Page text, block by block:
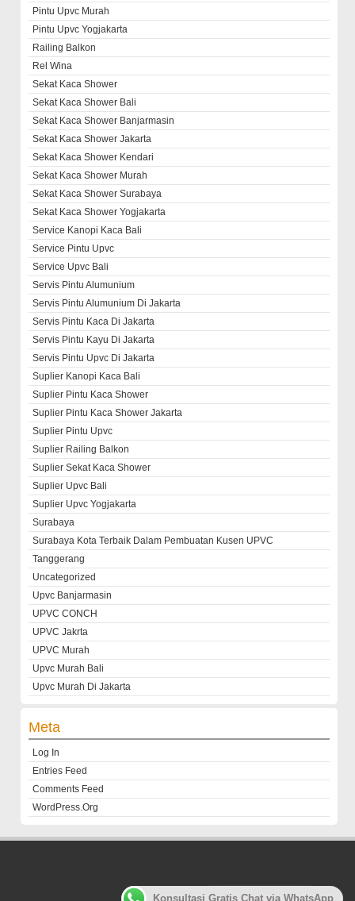
Pintu Upvc Murah
Pintu Upvc Yogjakarta
Railing Balkon
Rel Wina
Sekat Kaca Shower
Sekat Kaca Shower Bali
Sekat Kaca Shower Banjarmasin
Sekat Kaca Shower Jakarta
Sekat Kaca Shower Kendari
Sekat Kaca Shower Murah
Sekat Kaca Shower Surabaya
Sekat Kaca Shower Yogjakarta
Service Kanopi Kaca Bali
Service Pintu Upvc
Service Upvc Bali
Servis Pintu Alumunium
Servis Pintu Alumunium Di Jakarta
Servis Pintu Kaca Di Jakarta
Servis Pintu Kayu Di Jakarta
Servis Pintu Upvc Di Jakarta
Suplier Kanopi Kaca Bali
Suplier Pintu Kaca Shower
Suplier Pintu Kaca Shower Jakarta
Suplier Pintu Upvc
Suplier Railing Balkon
Suplier Sekat Kaca Shower
Suplier Upvc Bali
Suplier Upvc Yogjakarta
Surabaya
Surabaya Kota Terbaik Dalam Pembuatan Kusen UPVC
Tanggerang
Uncategorized
Upvc Banjarmasin
UPVC CONCH
UPVC Jakrta
UPVC Murah
Upvc Murah Bali
Upvc Murah Di Jakarta
Meta
Log In
Entries Feed
Comments Feed
WordPress.org
Konsultasi Gratis Chat via WhatsApp
Customer